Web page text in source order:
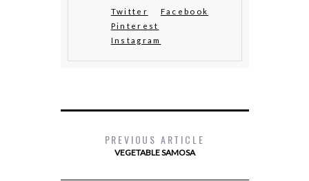
Twitter
Facebook
Pinterest
Instagram
PREVIOUS ARTICLE
VEGETABLE SAMOSA